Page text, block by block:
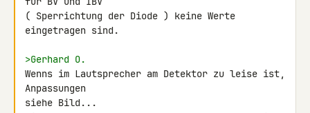
( Sperrichtung der Diode ) keine Werte
eingetragen sind.
>Gerhard O.
Wenns im Lautsprecher am Detektor zu leise ist,
Anpassungen
siehe Bild...